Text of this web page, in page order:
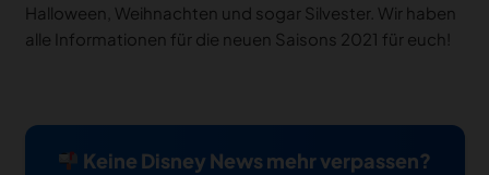
Halloween, Weihnachten und sogar Silvester. Wir haben
alle Informationen für die neuen Saisons 2021 für euch!
Keine Disney News mehr verpassen?